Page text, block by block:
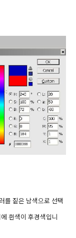
를 짙은 남색으로 선택
흰색이 후경색입니